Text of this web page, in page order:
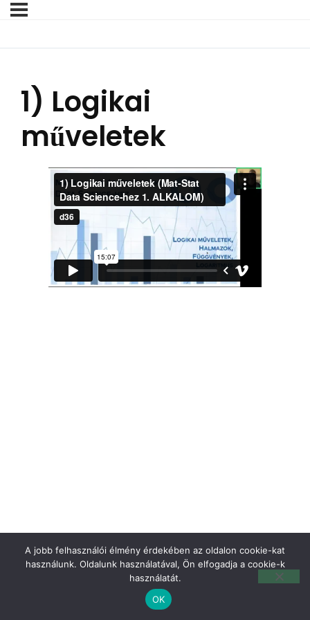
1) Logikai
műveletek
A jobb felhasználói élmény érdekében az oldalon cookie-kat
használunk. Oldalunk használatával, Ön elfogadja a cookie-k
használatát.
OK